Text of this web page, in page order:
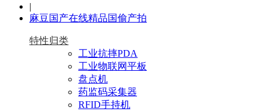
|
麻豆国产在线精品国偷产拍
特性归类
工业抗摔PDA
工业物联网平板
盘点机
药监码采集器
RFID手持机